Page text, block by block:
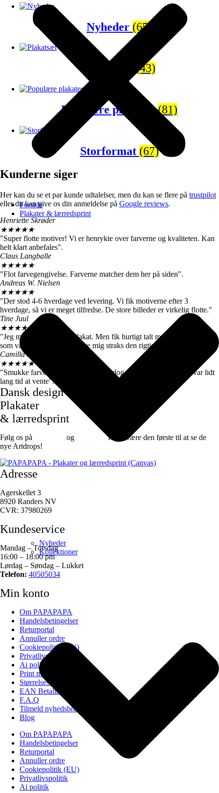
Forside
Plakater & lærredsprint
Nyheder
Kollektioner
Nyheder (65)
(43)
Populære plakater(81)
Storformat (67)
Kunderne siger
Her kan du se et par kunde udtalelser, men du kan se flere på trustpilot
eller du kan give os din anmeldelse på Google reviews.
Henriette Skrøder
★★★★★
"Super flotte motiver! Vi er henrykte over farverne og kvaliteten. Kan
helt klart anbefales".
Claus Langballe
★★★★★
"Flot farvegengivelse. Farverne matcher dem her på siden".
Andreas W. Nielsen
★★★★★
"Der stod 4-6 hverdage ved levering. Vi fik motiverne efter 3
hverdage, så vi er meget tilfredse. De store billeder er virkelig flotte."
Tine Juul
★★★★★
"Jeg modtog en forkert plakat. Men fik hurtigt talt med kundeservice
som var super søde og sendte mig straks den rigtige".
Camilla Høj
★★★★★
"Smukke farver og motiver, de kom dog først efter 7 dage, det var lidt
lang tid at vente".
Dansk design
Plakater
& lærredsprint
Følg os på og instagramfor at være den første til at se de
nye Artdrops!
Adresse
Agerskellet 3
8920 Randers NV
CVR: 37980269
Kundeservice
Mandag – Torsdag
16:00 – 18:00 pm
Lørdag – Søndag – Lukket
Telefon: 40505034
Min konto
Om PAPAPAPA
Handelsbetingelser
Returportal
Annuller ordre
Cookiepolitik (EU)
Privatlivspolitik
Ai politik
Print med eget billede
Størrelses Guide
EAN Betaling
F.A.Q
Tilmeld nyhedsbrev
Blog
Om PAPAPAPA
Handelsbetingelser
Returportal
Annuller ordre
Cookiepolitik (EU)
Privatlivspolitik
Ai politik